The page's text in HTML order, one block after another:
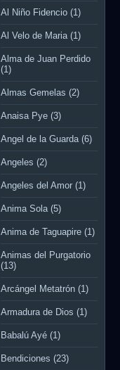
Al Niño Fidencio (1)
Al Velo de Maria (1)
Alma de Juan Perdido
(1)
Almas Gemelas (2)
Anaisa Pye (3)
Angel de la Guarda (6)
Angeles (2)
Angeles del Amor (1)
Anima Sola (5)
Anima de Taguapire (1)
Animas del Purgatorio
(13)
Arcángel Metatrón (1)
Armadura de Dios (1)
Babalú Ayé (1)
Bendiciones (23)